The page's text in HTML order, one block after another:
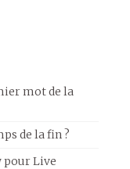
mot de la
de la fin ?
Live